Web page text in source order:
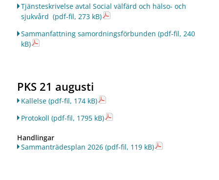
Tjänsteskrivelse avtal Social välfärd och hälso- och
sjukvård (pdf-fil, 273 kB)
Sammanfattning samordningsförbunden (pdf-fil, 240
kB)
PKS 21 augusti
Kallelse(pdf-fil, 174 kB)
Protokoll (pdf-fil, 1795 kB)
Handlingar
Sammanträdesplan 2026(pdf-fil, 119 kB)